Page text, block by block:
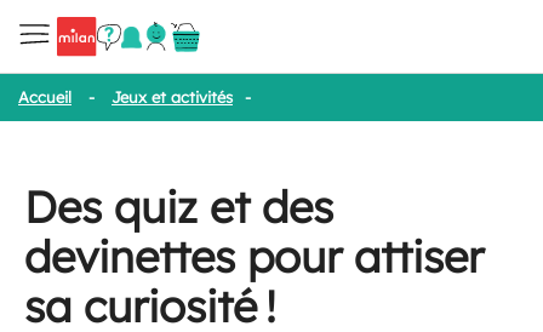
Accueil - Jeux et activités -
Des quiz et des
devinettes pour attiser
sa curiosité !